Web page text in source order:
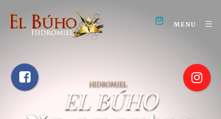
MENU
EL BÚHO
HIDROMIEL